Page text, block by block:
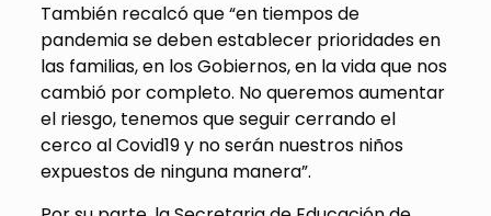
También recalcó que “en tiempos de
pandemia se deben establecer prioridades en
las familias, en los Gobiernos, en la vida que nos
cambió por completo. No queremos aumentar
el riesgo, tenemos que seguir cerrando el
cerco al Covid19 y no serán nuestros niños
expuestos de ninguna manera”.